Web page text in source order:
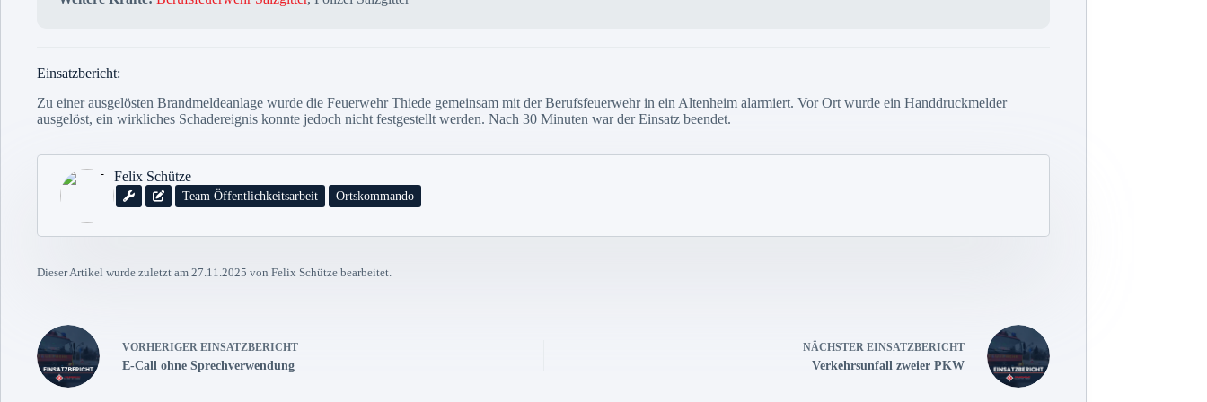
Einsatzbericht:
Zu einer ausgelösten Brandmeldeanlage wurde die Feuerwehr Thiede gemeinsam mit der Berufsfeuerwehr in ein Altenheim alarmiert. Vor Ort wurde ein Handdruckmelder
ausgelöst, ein wirkliches Schadereignis konnte jedoch nicht festgestellt werden. Nach 30 Minuten war der Einsatz beendet.
Felix Schütze
Team Öffentlichkeitsarbeit Ortskommando
Dieser Artikel wurde zuletzt am 27.11.2025 von Felix Schütze bearbeitet.
VORHERIGER EINSATZBERICHT
E-Call ohne Sprechverwendung
NÄCHSTER EINSATZBERICHT
Verkehrsunfall zweier PKW